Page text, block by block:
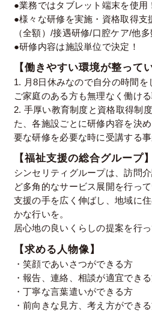
●業務ではタブレット端末を使用
●様々な研修を実施・資格取得支
（全額）/接遇研修/口腔ケア/他多
●研修内容は施設単位で決定！
【働きやすい環境が整って
1. 月8日休みなので自分の時間を
ご家庭のある方も無理なく働ける
2. 手厚い教育制度と資格取得制
た、各施設ごとに研修内容を決
要な研修を必要な時に受講する事
【福祉支援の総合グループ】
シンセリティグループは、訪問
ど多角的なサービス展開を行って
支援の手を広く伸ばし、地域に
かな行いを。
居心地の良いくらしの提案を行っ
【求める人物像】
・笑顔であいさつができる方
・報告、連絡、相談が適宜でき
・丁寧な言葉遣いができる方
・前向きな見方、考え方ができ